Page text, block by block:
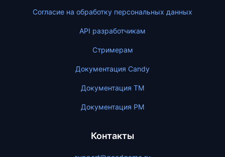
Согласие на обработку персональных данных
API разработчикам
Стримерам
Документация Candy
Документация ТМ
Документация PM
Контакты